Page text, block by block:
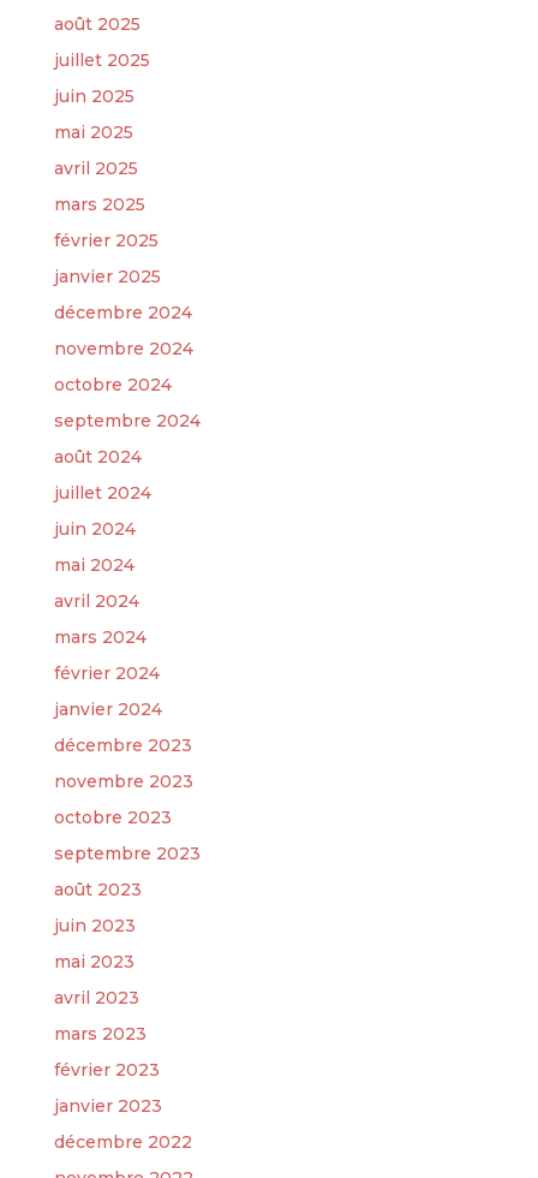
août 2025
juillet 2025
juin 2025
mai 2025
avril 2025
mars 2025
février 2025
janvier 2025
décembre 2024
novembre 2024
octobre 2024
septembre 2024
août 2024
juillet 2024
juin 2024
mai 2024
avril 2024
mars 2024
février 2024
janvier 2024
décembre 2023
novembre 2023
octobre 2023
septembre 2023
août 2023
juin 2023
mai 2023
avril 2023
mars 2023
février 2023
janvier 2023
décembre 2022